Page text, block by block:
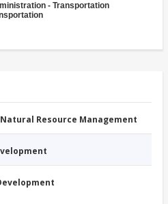
- Transportation
Resource Management